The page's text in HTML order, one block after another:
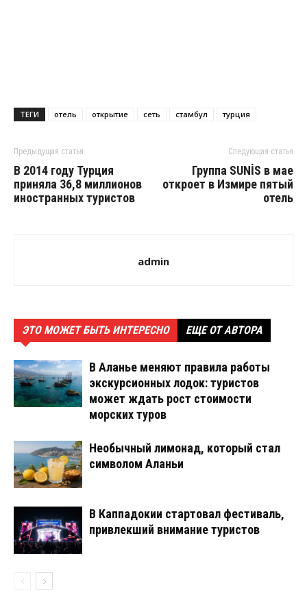
ТЕГИ отель открытие сеть стамбул турция
Предыдущая статья
В 2014 году Турция
приняла 36,8 миллионов
иностранных туристов
Следующая статья
Группа SUNİS в мае
откроет в Измире пятый
отель
admin
ЭТО МОЖЕТ БЫТЬ ИНТЕРЕСНО ЕЩЕ ОТ АВТОРА
В Аланье меняют правила работы
экскурсионных лодок: туристов
может ждать рост стоимости
морских туров
Необычный лимонад, который стал
символом Аланьи
В Каппадокии стартовал фестиваль,
привлекший внимание туристов